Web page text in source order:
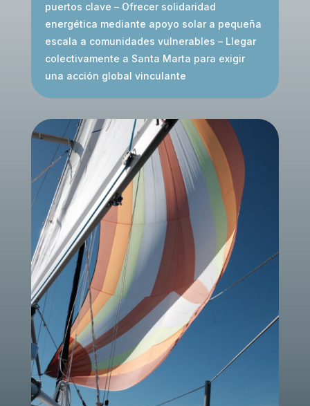
puertos clave – Ofrecer solidaridad
energética mediante apoyo solar a pequeña
escala a comunidades vulnerables – Llegar
colectivamente a Santa Marta para exigir
una acción global vinculante